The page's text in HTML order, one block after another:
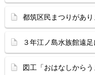
都筑区民まつりがあり
３年江ノ島水族館遠
図工「おはなしからう